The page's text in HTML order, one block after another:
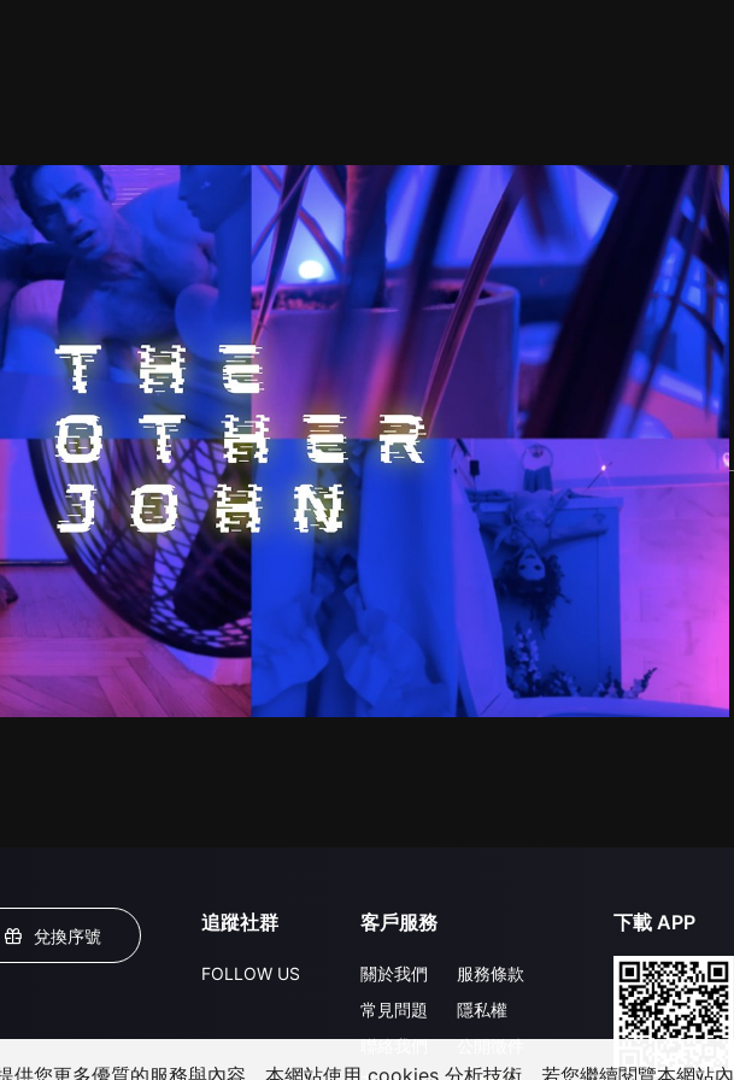
劇情介紹
兌換序號
追蹤社群
FOLLOW US
客戶服務
關於我們
常見問題
聯絡我們
服務條款
隱私權
公開徵件
下載 APP
供您更多優質的服務與內容，本網站使用 cookies 分析技術。若您繼續閱覽本網站內